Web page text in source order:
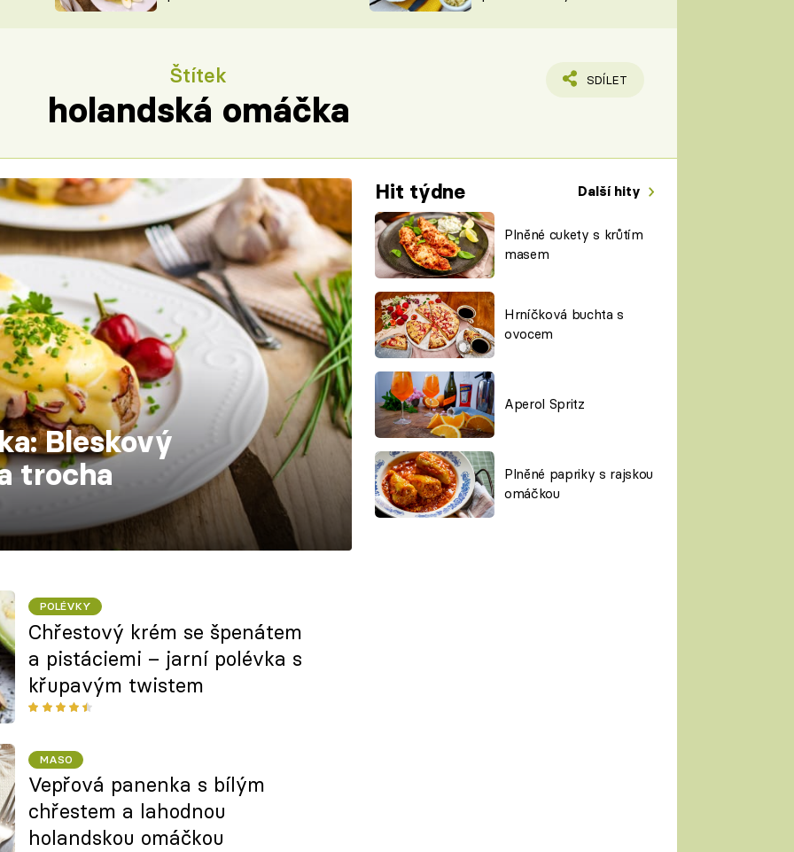
NA NÁKUPECH
ŠÉFREDAKTORKY
Štítek
holandská omáčka
SDÍLET
Hit týdne Další hity
Plněné cukety s krůtím
masem
Hrníčková buchta s
ovocem
Aperol Spritz
Plněné papriky s rajskou
omáčkou
Bleskový
trocha
POLÉVKY
Chřestový krém se špenátem
a pistáciemi – jarní polévka s
křupavým twistem
MASO
Vepřová panenka s bílým
chřestem a lahodnou
holandskou omáčkou